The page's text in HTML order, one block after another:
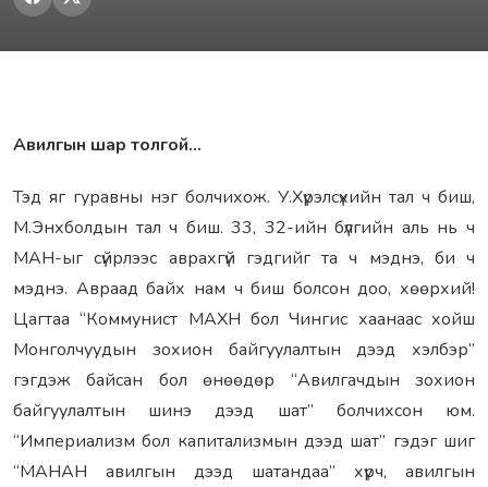
Авилгын шар толгой…
Тэд яг гуравны нэг болчихож. У.Хүрэлсүхийн тал ч биш,
М.Энхболдын тал ч биш. 33, 32-ийн бүлгийн аль нь ч
МАН-ыг сүйрлээс аврахгүй гэдгийг та ч мэднэ, би ч
мэднэ. Авраад байх нам ч биш болсон доо, хөөрхий!
Цагтаа “Коммунист МАХН бол Чингис хаанаас хойш
Монголчуудын зохион байгуулалтын дээд хэлбэр”
гэгдэж байсан бол өнөөдөр “Авилгачдын зохион
байгуулалтын шинэ дээд шат” болчихсон юм.
“Империализм бол капитализмын дээд шат” гэдэг шиг
“МАНАН авилгын дээд шатандаа” хүрч, авилгын